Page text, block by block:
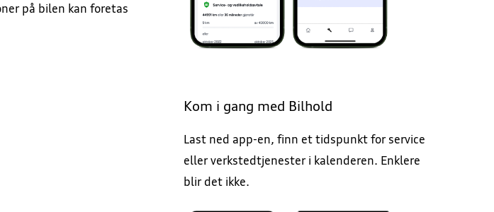
på bilen kan foretas
Kom i gang med Bilhold
Last ned app-en, finn et tidspunkt for service
eller verkstedtjenester i kalenderen. Enklere
blir det ikke.